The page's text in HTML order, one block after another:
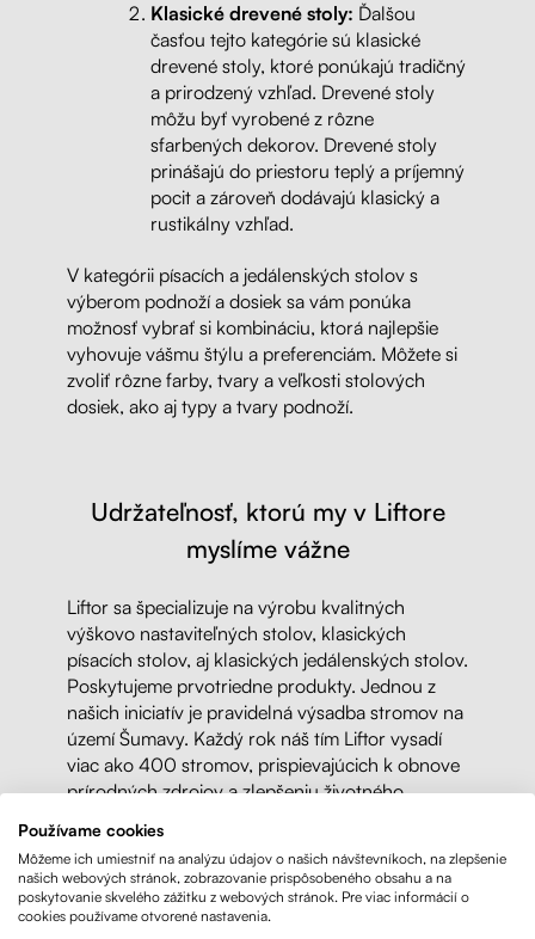
Klasické drevené stoly: Ďalšou
časťou tejto kategórie sú klasické
drevené stoly, ktoré ponúkajú tradičný
a prirodzený vzhľad. Drevené stoly
môžu byť vyrobené z rôzne
sfarbených dekorov. Drevené stoly
prinášajú do priestoru teplý a príjemný
pocit a zároveň dodávajú klasický a
rustikálny vzhľad.
V kategórii písacích a jedálenských stolov s
výberom podnoží a dosiek sa vám ponúka
možnosť vybrať si kombináciu, ktorá najlepšie
vyhovuje vášmu štýlu a preferenciám. Môžete si
zvoliť rôzne farby, tvary a veľkosti stolových
dosiek, ako aj typy a tvary podnoží.
Udržateľnosť, ktorú my v Liftore
myslíme vážne
Liftor sa špecializuje na výrobu kvalitných
výškovo nastaviteľných stolov, klasických
písacích stolov, aj klasických jedálenských stolov.
Poskytujeme prvotriedne produkty. Jednou z
našich iniciatív je pravidelná výsadba stromov na
území Šumavy. Každý rok náš tím Liftor vysadí
viac ako 400 stromov, prispievajúcich k obnove
prírodných zdrojov a zlepšeniu životného
prostredia.
"Sme hrdí na to, že môžeme zapojiť aj našich
zákazníkov do tejto zelenej iniciatívy. Ak si u nás
zakúpite stôl, my za vás zasadíme jeden strom.
Používame cookies
Môžeme ich umiestniť na analýzu údajov o našich návštevníkoch, na zlepšenie
našich webových stránok, zobrazovanie prispôsobeného obsahu a na
poskytovanie skvelého zážitku z webových stránok. Pre viac informácií o
cookies používame otvorené nastavenia.